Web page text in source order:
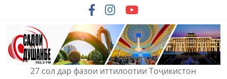
content
27 сол дар фазои иттилоотии Тоҷикистон